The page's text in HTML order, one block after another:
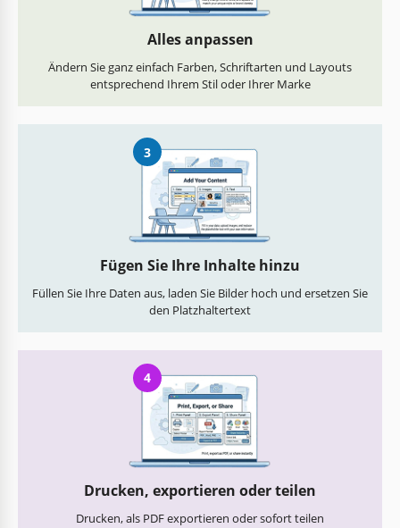
Alles anpassen
Ändern Sie ganz einfach Farben, Schriftarten und Layouts
entsprechend Ihrem Stil oder Ihrer Marke
3
Fügen Sie Ihre Inhalte hinzu
Füllen Sie Ihre Daten aus, laden Sie Bilder hoch und ersetzen Sie
den Platzhaltertext
4
Drucken, exportieren oder teilen
Drucken, als PDF exportieren oder sofort teilen